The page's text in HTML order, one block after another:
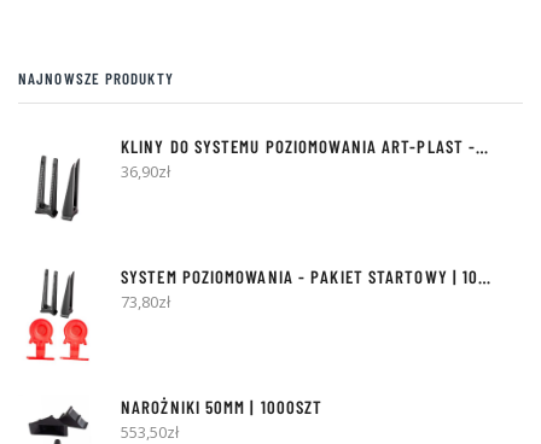
stronie
NAJNOWSZE PRODUKTY
KLINY DO SYSTEMU POZIOMOWANIA ART-PLAST - 300SZT
36,90zł
SYSTEM POZIOMOWANIA - PAKIET STARTOWY | 100 KLINÓW + 500 KLIPSÓW
73,80zł
NAROŻNIKI 50MM | 1000SZT
553,50zł